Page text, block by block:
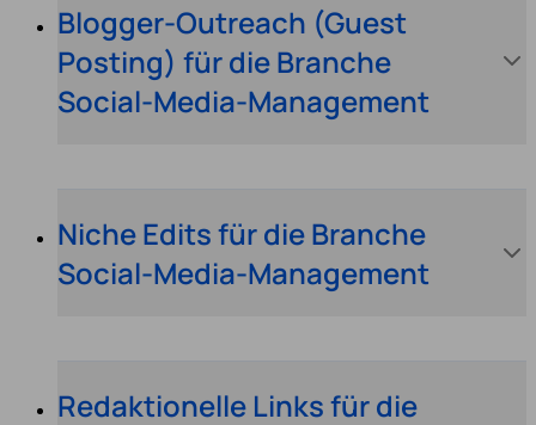
Blogger-Outreach (Guest
Posting) für die Branche
Social-Media-Management
Niche Edits für die Branche
Social-Media-Management
Redaktionelle Links für die